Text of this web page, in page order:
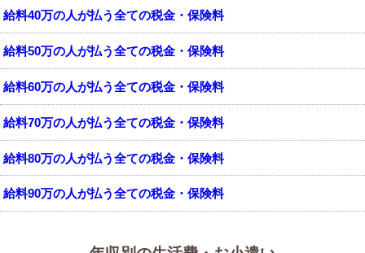
給料40万の人が払う全ての税金・保険料
給料50万の人が払う全ての税金・保険料
給料60万の人が払う全ての税金・保険料
給料70万の人が払う全ての税金・保険料
給料80万の人が払う全ての税金・保険料
給料90万の人が払う全ての税金・保険料